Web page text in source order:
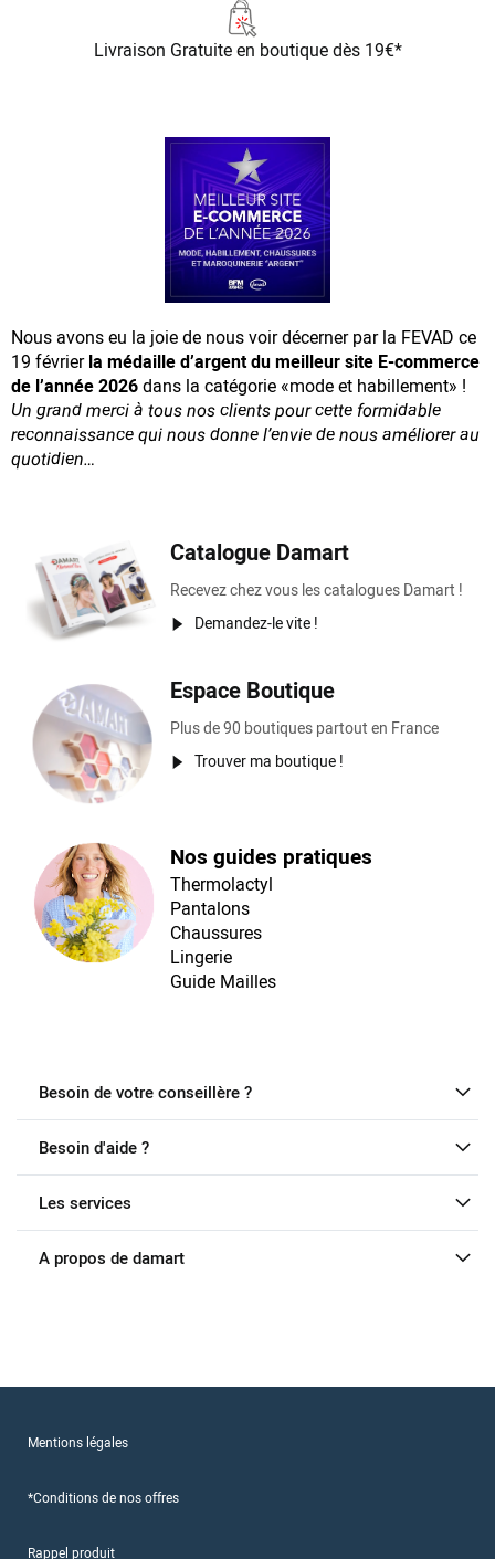
Livraison Gratuiteen boutique dès 19€*
Nous avons eu la joie de nous voir décerner par la FEVAD ce
19 févrierla médaille d’argent du meilleur site E-commerce
de l’année 2026dans la catégorie «mode et habillement» !
Un grand merci à tous nos clients pour cette formidable
reconnaissancequi nous donne l’envie de nous améliorer au
quotidien…
Catalogue Damart
Recevez chez vous les catalogues Damart !
Demandez-le vite !
Espace Boutique
Plus de 90 boutiques partout en France
Trouver ma boutique !
Nos guides pratiques
Thermolactyl
Pantalons
Chaussures
Lingerie
Guide Mailles
Besoin de votre conseillère ?
Besoin d'aide ?
Les services
A propos de damart
Mentions légales
*Conditions de nos offres
Rappel produit